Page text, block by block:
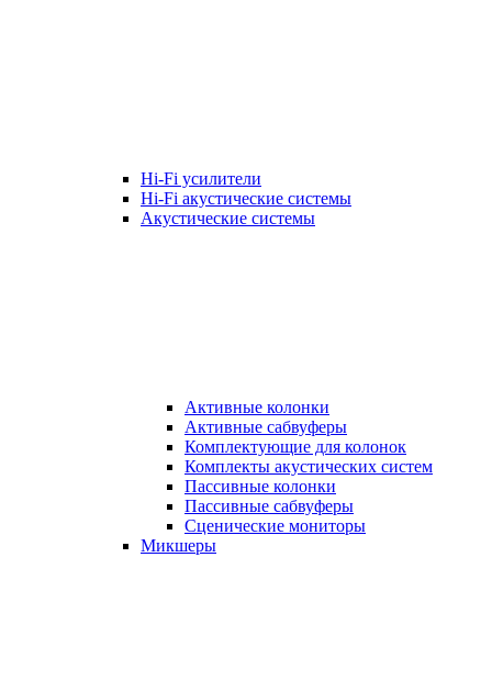
Hi-Fi усилители
Hi-Fi акустические системы
Акустические системы
Активные колонки
Активные сабвуферы
Комплектующие для колонок
Комплекты акустических систем
Пассивные колонки
Пассивные сабвуферы
Сценические мониторы
Микшеры